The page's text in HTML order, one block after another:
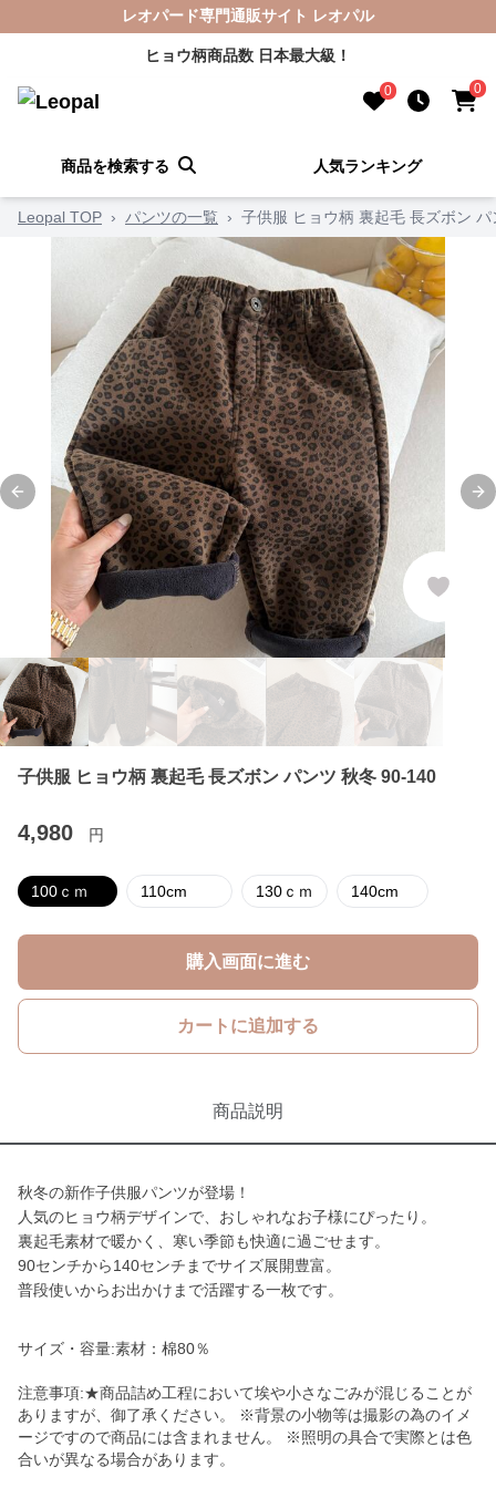
レオパード専門通販サイト レオパル
ヒョウ柄商品数 日本最大級！
0 0
商品を検索する 人気ランキング
Leopal TOP › パンツの一覧 › 子供服 ヒョウ柄 裏起毛 長ズボン
Previous slide
子供服 ヒョウ柄 裏起毛 長ズボン パンツ 秋冬 90-140
4,980 円
100ｃｍ 110cm 130ｃｍ 140cm
購入画面に進む
カートに追加する
商品説明
秋冬の新作子供服パンツが登場！
人気のヒョウ柄デザインで、おしゃれなお子様にぴったり。
裏起毛素材で暖かく、寒い季節も快適に過ごせます。
90センチから140センチまでサイズ展開豊富。
普段使いからお出かけまで活躍する一枚です。
サイズ・容量:素材：棉80％
注意事項:★商品詰め工程において埃や小さなごみが混じることが
ありますが、御了承ください。 ※背景の小物等は撮影の為のイメ
ージですので商品には含まれません。 ※照明の具合で実際とは色
合いが異なる場合があります。